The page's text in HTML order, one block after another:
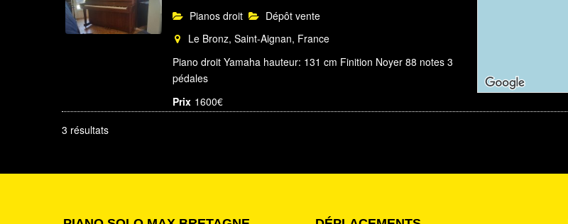
Pianos droit
Dépôt vente
Le Bronz, Saint-Aignan, France
Piano droit Yamaha hauteur: 131 cm Finition Noyer 88 notes 3
pédales
Prix 1600€
3 résultats